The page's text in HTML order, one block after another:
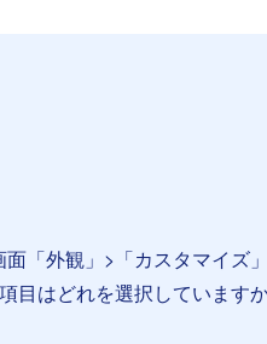
「外観」>「カスタマイズ
目はどれを選択しています